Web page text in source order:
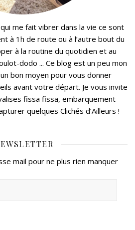
qui me fait vibrer dans la vie ce sont
à 1h de route ou à l’autre bout du
à la routine du quotidien et au
dodo ... Ce blog est un peu mon
bon moyen pour vous donner
avant votre départ. Je vous invite
fissa fissa, embarquement
quelques Clichés d’Ailleurs !
mail pour ne plus rien manquer